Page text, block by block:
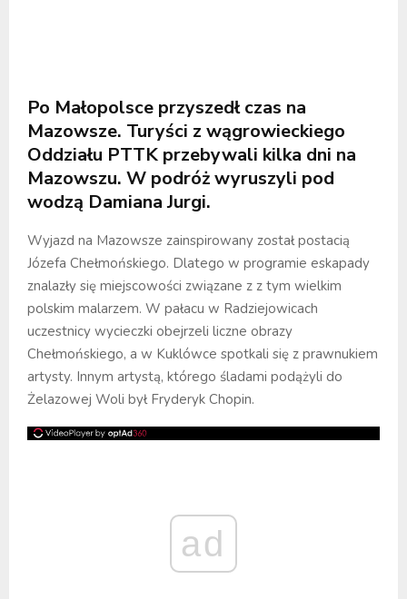
Po Małopolsce przyszedł czas na
Mazowsze. Turyści z wągrowieckiego
Oddziału PTTK przebywali kilka dni na
Mazowszu. W podróż wyruszyli pod
wodzą Damiana Jurgi.
Wyjazd na Mazowsze zainspirowany został postacią
Józefa Chełmońskiego. Dlatego w programie eskapady
znalazły się miejscowości związane z z tym wielkim
polskim malarzem. W pałacu w Radziejowicach
uczestnicy wycieczki obejrzeli liczne obrazy
Chełmońskiego, a w Kuklówce spotkali się z prawnukiem
artysty. Innym artystą, którego śladami podążyli do
Żelazowej Woli był Fryderyk Chopin.
ad